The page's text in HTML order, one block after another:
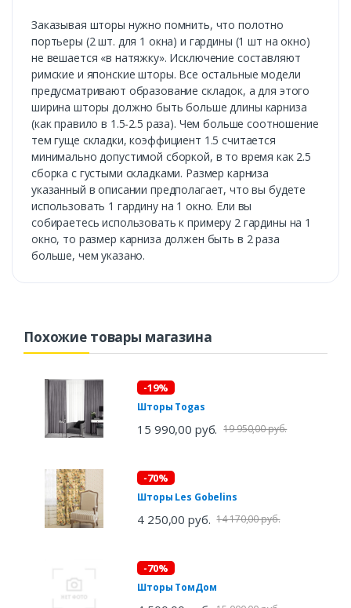
Заказывая шторы нужно помнить, что полотно
портьеры (2 шт. для 1 окна) и гардины (1 шт на окно)
не вешается «в натяжку». Исключение составляют
римские и японские шторы. Все остальные модели
предусматривают образование складок, а для этого
ширина шторы должно быть больше длины карниза
(как правило в 1.5-2.5 раза). Чем больше соотношение
тем гуще складки, коэффициент 1.5 считается
минимально допустимой сборкой, в то время как 2.5
сборка с густыми складками. Размер карниза
указанный в описании предполагает, что вы будете
использовать 1 гардину на 1 окно. Ели вы
собираетесь использовать к примеру 2 гардины на 1
окно, то размер карниза должен быть в 2 раза
больше, чем указано.
Похожие товары магазина
-19%
Шторы Togas
15 990,00 руб. 19 950,00 руб.
-70%
Шторы Les Gobelins
4 250,00 руб. 14 170,00 руб.
-70%
Шторы ТомДом